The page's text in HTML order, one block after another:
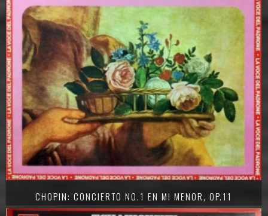
CHOPIN: CONCIERTO NO.1 EN MI MENOR, OP.11